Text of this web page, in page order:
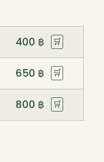
400 ฿ 🛒
650 ฿ 🛒
800 ฿ 🛒